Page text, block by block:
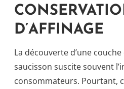
D’AFFINAGE
La découverte d’une
saucisson suscite souvent
consommateurs. Pourtant,